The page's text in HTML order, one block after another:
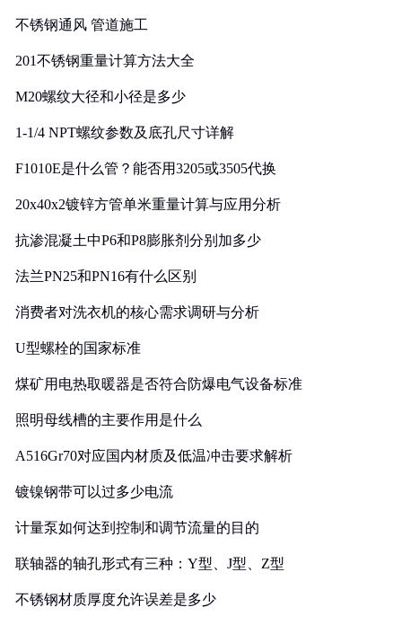
不锈钢通风 管道施工
201不锈钢重量计算方法大全
M20螺纹大径和小径是多少
1-1/4 NPT螺纹参数及底孔尺寸详解
F1010E是什么管？能否用3205或3505代换
20x40x2镀锌方管单米重量计算与应用分析
抗渗混凝土中P6和P8膨胀剂分别加多少
法兰PN25和PN16有什么区别
消费者对洗衣机的核心需求调研与分析
U型螺栓的国家标准
煤矿用电热取暖器是否符合防爆电气设备标准
照明母线槽的主要作用是什么
A516Gr70对应国内材质及低温冲击要求解析
镀镍钢带可以过多少电流
计量泵如何达到控制和调节流量的目的
联轴器的轴孔形式有三种：Y型、J型、Z型
不锈钢材质厚度允许误差是多少